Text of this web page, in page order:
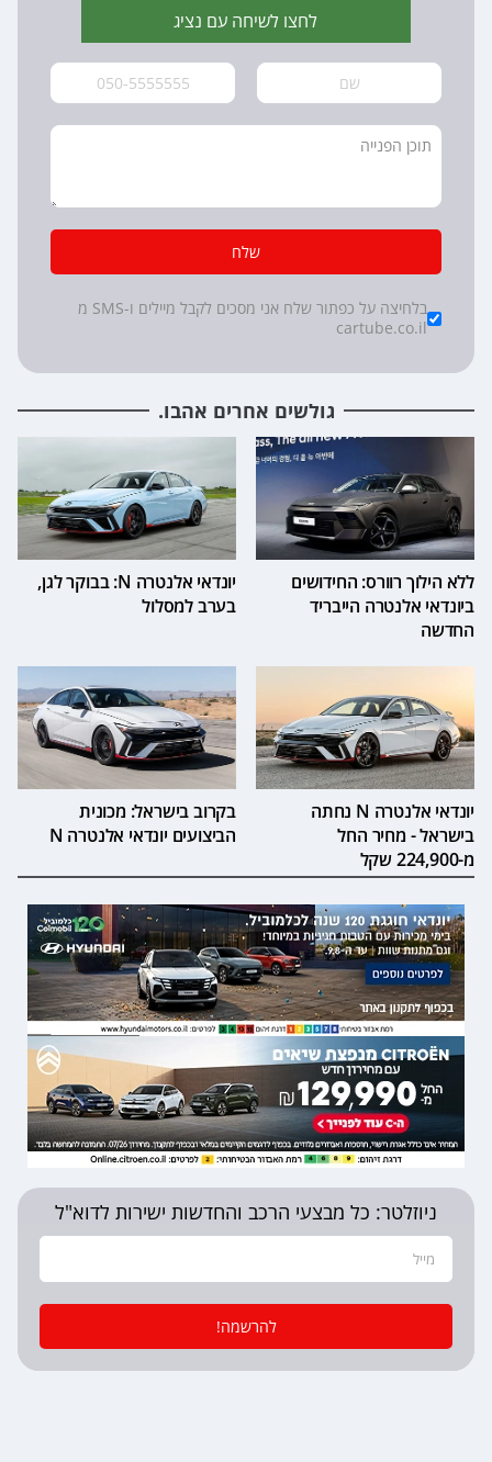
לחצו לשיחה עם נציג
שלח
Checkboxes
*
בלחיצה על כפתור שלח אני מסכים לקבל מיילים ו-SMS מ
cartube.co.il
גולשים אחרים אהבו.
ללא הילוך רוורס: החידושים
ביונדאי אלנטרה הייבריד
החדשה
יונדאי אלנטרה N: בבוקר לגן,
בערב למסלול
יונדאי אלנטרה N נחתה
בישראל - מחיר החל
מ-224,900 שקל
בקרוב בישראל: מכונית
הביצועים יונדאי אלנטרה N
ניוזלטר: כל מבצעי הרכב והחדשות ישירות לדוא"ל
להרשמה!